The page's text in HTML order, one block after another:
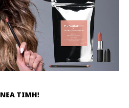
ΝΕΑ ΤΙΜΗ!